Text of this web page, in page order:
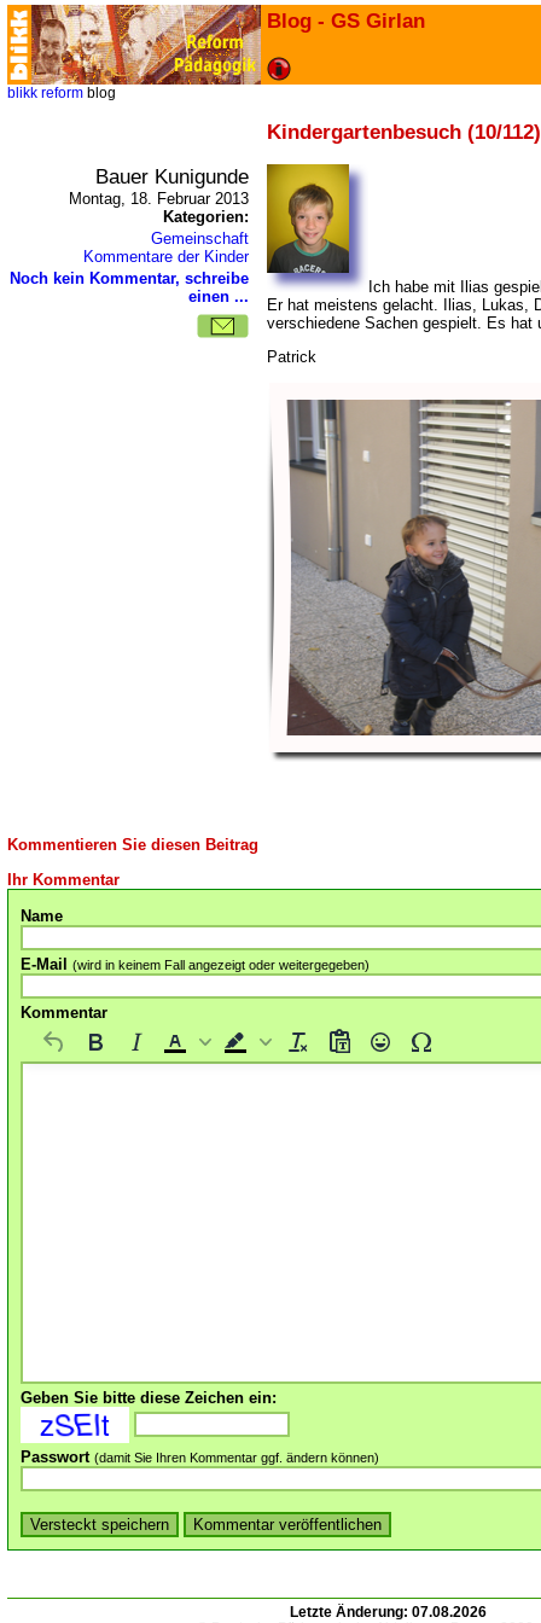
Blog - GS Girlan
blikk reform blog
Kindergartenbesuch (10/112)
Bauer Kunigunde
Montag, 18. Februar 2013
Kategorien:
Gemeinschaft
Kommentare der Kinder
Noch kein Kommentar, schreibe
einen ...
Ich habe mit Ilias
Er hat meistens gelacht. Ilias, Lukas,
verschiedene Sachen gespielt. Es hat
Patrick
Kommentieren Sie diesen Beitrag
Ihr Kommentar
Name
E-Mail (wird in keinem Fall angezeigt oder weitergegeben)
Kommentar
Geben Sie bitte diese Zeichen ein:
Passwort (damit Sie Ihren Kommentar ggf. ändern können)
Letzte Änderung: 07.08.2026